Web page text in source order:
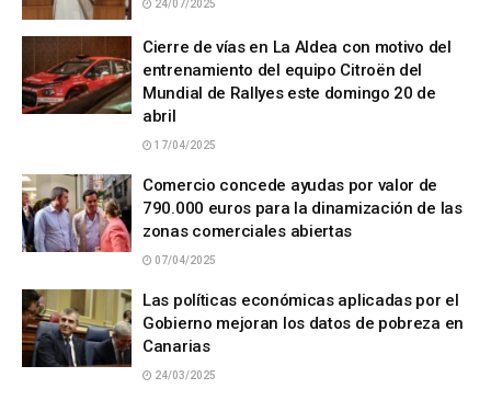
24/07/2025
Cierre de vías en La Aldea con motivo del
entrenamiento del equipo Citroën del
Mundial de Rallyes este domingo 20 de
abril
17/04/2025
Comercio concede ayudas por valor de
790.000 euros para la dinamización de las
zonas comerciales abiertas
07/04/2025
Las políticas económicas aplicadas por el
Gobierno mejoran los datos de pobreza en
Canarias
24/03/2025